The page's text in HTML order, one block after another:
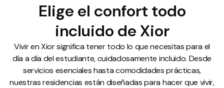
Elige el confort todo
incluido de Xior
Vivir en Xior significa tener todo lo que necesitas para el
día a día del estudiante, cuidadosamente incluido. Desde
servicios esenciales hasta comodidades prácticas,
nuestras residencias están diseñadas para hacer que vivir,